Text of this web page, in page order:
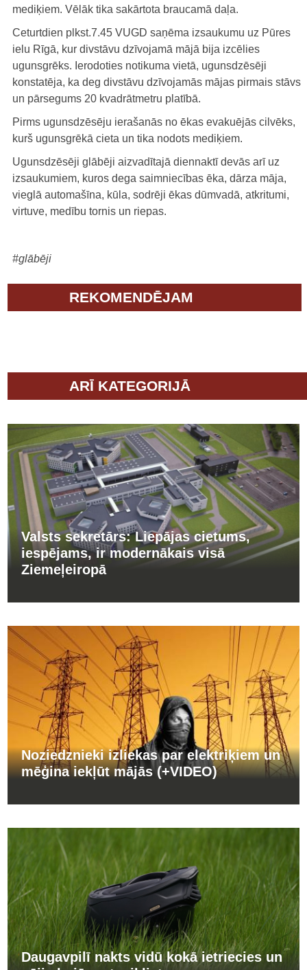
mediķiem. Vēlāk tika sakārtota braucamā daļa.
Ceturtdien plkst.7.45 VUGD saņēma izsaukumu uz Pūres
ielu Rīgā, kur divstāvu dzīvojamā mājā bija izcēlies
ugunsgrēks. Ierodoties notikuma vietā, ugunsdzēsēji
konstatēja, ka deg divstāvu dzīvojamās mājas pirmais stāvs
un pārsegums 20 kvadrātmetru platībā.
Pirms ugunsdzēsēju ierašanās no ēkas evakuējās cilvēks,
kurš ugunsgrēkā cieta un tika nodots mediķiem.
Ugunsdzēsēji glābēji aizvadītajā diennaktī devās arī uz
izsaukumiem, kuros dega saimniecības ēka, dārza māja,
vieglā automašīna, kūla, sodrēji ēkas dūmvadā, atkritumi,
virtuve, medību tornis un riepas.
#glābēji
REKOMENDĒJAM
ARĪ KATEGORIJĀ
Valsts sekretārs: Liepājas cietums,
iespējams, ir modernākais visā
Ziemeļeiropā
Noziedznieki izliekas par elektriķiem un
mēģina iekļūt mājās (+VIDEO)
Daugavpilī nakts vidū kokā ietriecies un